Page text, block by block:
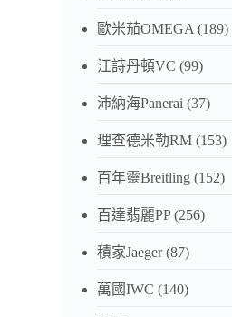
歐米茄OMEGA (189)
江詩丹頓VC (99)
沛納海Panerai (37)
理查德米勒RM (153)
百年靈Breitling (152)
百達翡麗PP(256)
積家Jaeger(87)
萬國IWC (140)